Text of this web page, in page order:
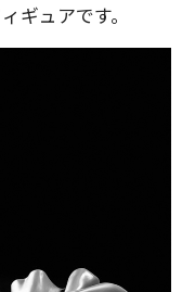
ギュアです。